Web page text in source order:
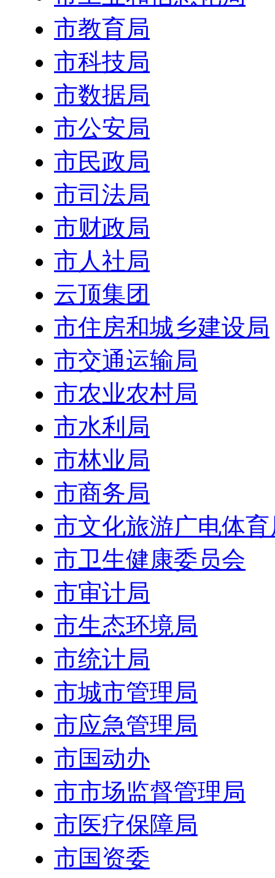
市教育局
市科技局
市数据局
市公安局
市民政局
市司法局
市财政局
市人社局
云顶集团
市住房和城乡建设局
市交通运输局
市农业农村局
市水利局
市林业局
市商务局
市文化旅游广电体育
市卫生健康委员会
市审计局
市生态环境局
市统计局
市城市管理局
市应急管理局
市国动办
市市场监督管理局
市医疗保障局
市国资委